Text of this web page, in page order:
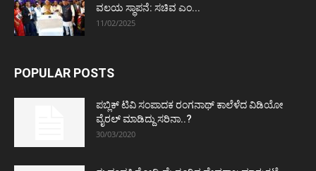
ವಲಯ ಸ್ಥಾಪನೆ: ಸಚಿವ ಎಂ...
11/02/2025
POPULAR POSTS
ಪಬ್ಲಿಕ್ ಟಿವಿ ಸಂಪಾದಕ ರಂಗನಾಥ್ ಕಾಲೆಳೆದ ವಿಡಿಯೋ
ವೈರಲ್ ಮಾಡಿದ್ದು ಸರಿನಾ..?
30/03/2020